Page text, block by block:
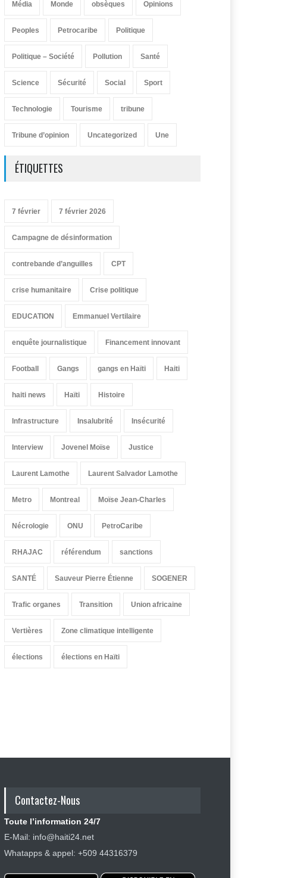
Média Monde obsèques Opinions
Peoples Petrocaribe Politique
Politique – Société Pollution Santé
Science Sécurité Social Sport
Technologie Tourisme tribune
Tribune d’opinion Uncategorized Une
ÉTIQUETTES
7 février 7 février 2026
Campagne de désinformation
contrebande d’anguilles CPT
crise humanitaire Crise politique
EDUCATION Emmanuel Vertilaire
enquête journalistique Financement innovant
Football Gangs gangs en Haïti Haiti
haiti news Haïti Histoire
Infrastructure Insalubrité Insécurité
Interview Jovenel Moïse Justice
Laurent Lamothe Laurent Salvador Lamothe
Metro Montreal Moïse Jean-Charles
Nécrologie ONU PetroCaribe
RHAJAC référendum sanctions
SANTÉ Sauveur Pierre Étienne SOGENER
Trafic organes Transition Union africaine
Vertières Zone climatique intelligente
élections élections en Haïti
Contactez-Nous
Toute l’information 24/7
E-Mail: info@haiti24.net
Whatapps & appel: +509 44316379